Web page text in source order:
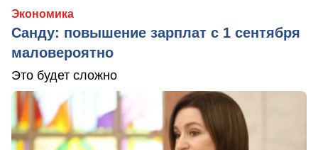
Экономика
Санду: повышение зарплат с 1 сентября
маловероятно
Это будет сложно